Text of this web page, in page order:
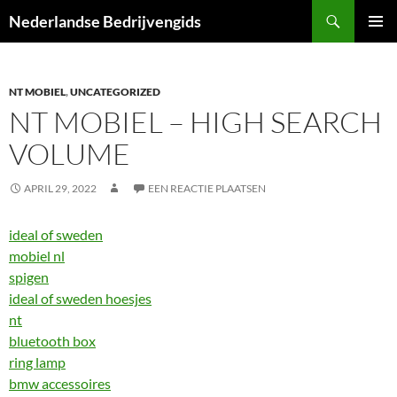
naar
Nederlandse Bedrijvengids
NT MOBIEL,UNCATEGORIZED
NT MOBIEL – HIGH SEARCH
VOLUME
APRIL 29, 2022 EEN REACTIE PLAATSEN
ideal of sweden
mobiel nl
spigen
ideal of sweden hoesjes
nt
bluetooth box
ring lamp
bmw accessoires